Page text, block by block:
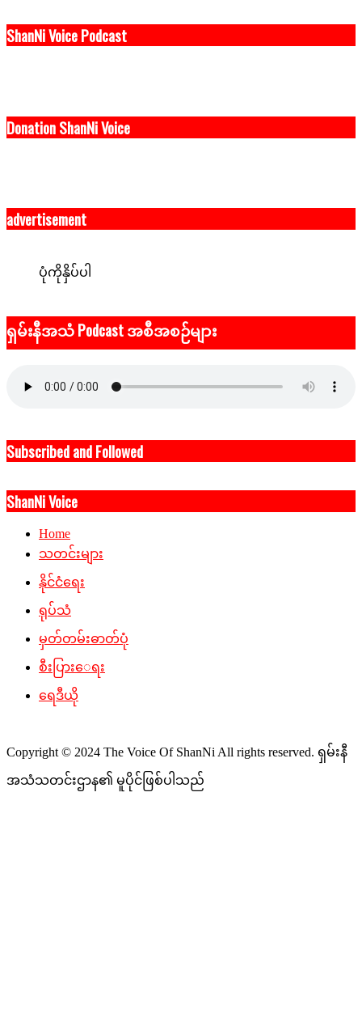
ShanNi Voice Podcast
Donation ShanNi Voice
advertisement
ပုံကိုနှိပ်ပါ
ရှမ်းနီအသံ Podcast အစီအစဉ်များ
Subscribed and Followed
ShanNi Voice
Home
သတင်းများ
နိုင်ငံရေး
ရုပ်သံ
မှတ်တမ်းဓာတ်ပုံ
စီးပြားေရး
ရေဒီယို
Copyright © 2024 The Voice Of ShanNi All rights reserved. ရှမ်းနီ
အသံသတင်းဌာန၏ မူပိုင်ဖြစ်ပါသည်